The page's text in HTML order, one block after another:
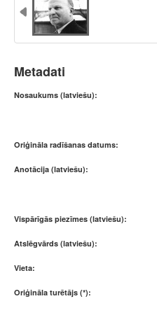
Metadati
Nosaukums (latviešu):
Oriģināla radīšanas datums:
Anotācija (latviešu):
Vispārīgās piezīmes (latviešu):
Atslēgvārds (latviešu):
Vieta:
Oriģināla turētājs (*):